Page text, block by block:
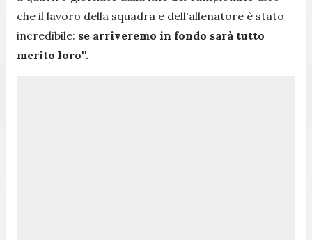
che il lavoro della squadra e dell'allenatore è stato
incredibile: se arriveremo in fondo sarà tutto
merito loro''.